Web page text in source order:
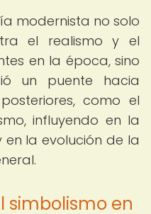
modernista no solo
el realismo y el
en la época, sino
un puente hacia
como el
influyendo en la
la evolución de la
simbolismo en